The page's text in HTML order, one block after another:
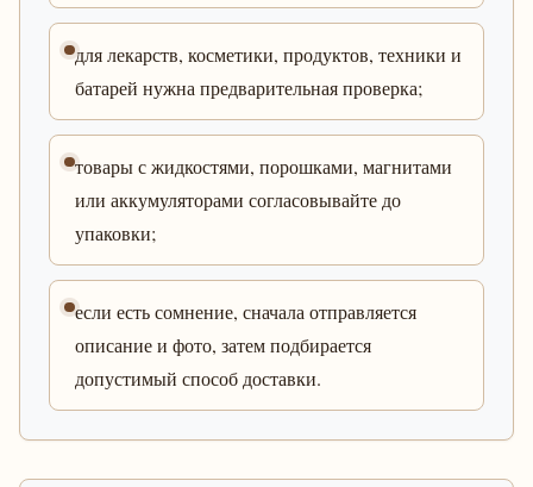
для лекарств, косметики, продуктов, техники и
батарей нужна предварительная проверка;
товары с жидкостями, порошками, магнитами
или аккумуляторами согласовывайте до
упаковки;
если есть сомнение, сначала отправляется
описание и фото, затем подбирается
допустимый способ доставки.